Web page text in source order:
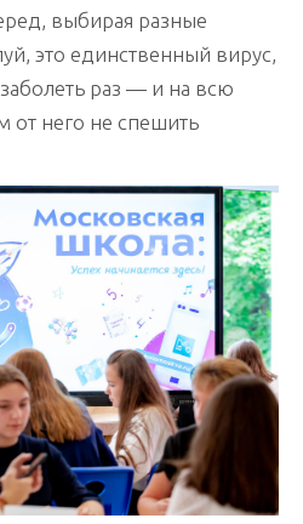
выбирая разные
это единственный вирус,
раз — и на всю
от него не спешить